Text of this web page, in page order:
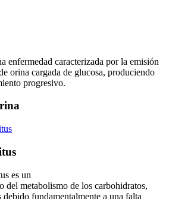
enfermedad caracterizada por la emisión
orina cargada de glucosa, produciendo
progresivo.
es un
del metabolismo de los carbohidratos,
debido fundamentalmente a una falta